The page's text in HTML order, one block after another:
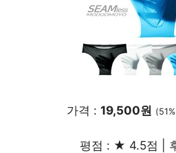
가격 : 19,500원
평점 : ★ 4.5점 |